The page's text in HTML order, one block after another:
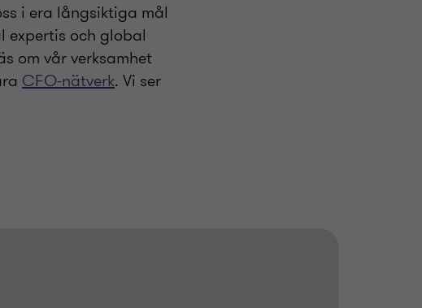
i era långsiktiga mål
expertis och global
om vår verksamhet
CFO-nätverk. Vi ser